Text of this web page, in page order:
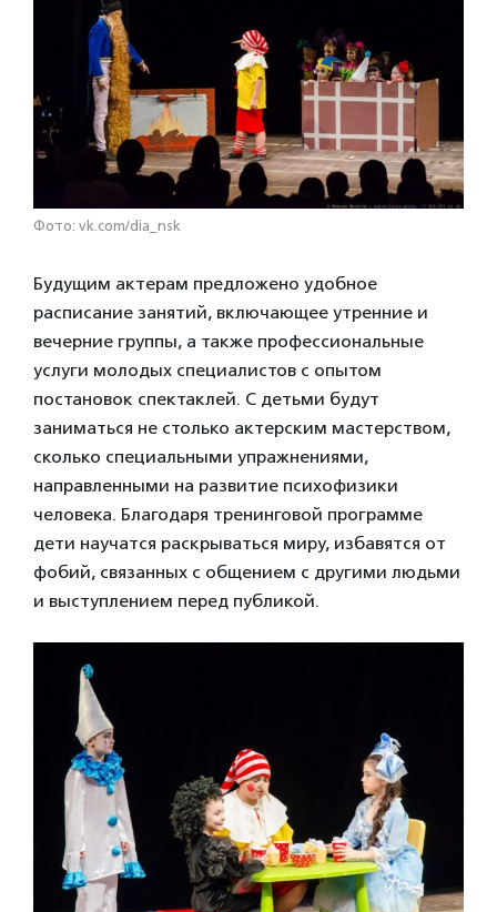
Фото: vk.com/dia_nsk
Будущим актерам предложено удобное
расписание занятий, включающее утренние и
вечерние группы, а также профессиональные
услуги молодых специалистов с опытом
постановок спектаклей. С детьми будут
заниматься не столько актерским мастерством,
сколько специальными упражнениями,
направленными на развитие психофизики
человека. Благодаря тренинговой программе
дети научатся раскрываться миру, избавятся от
фобий, связанных с общением с другими людьми
и выступлением перед публикой.